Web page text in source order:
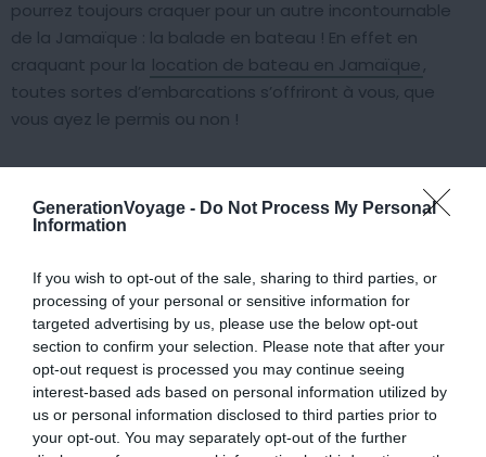
GenerationVoyage - Do Not Process My Personal
Information
If you wish to opt-out of the sale, sharing to third parties, or
processing of your personal or sensitive information for
targeted advertising by us, please use the below opt-out
section to confirm your selection. Please note that after your
opt-out request is processed you may continue seeing
interest-based ads based on personal information utilized by
us or personal information disclosed to third parties prior to
your opt-out. You may separately opt-out of the further
pourrez toujours craquer pour un autre incontournable
de la Jamaïque : la balade en bateau ! En effet en
craquant pour la location de bateau en Jamaïque,
toutes sortes d’embarcations s’offriront à vous, que
vous ayez le permis ou non !
vous pourrez faire appel aux services d’un skipper qui
vous fera découvrir les plus jolis coins de Jamaïque. Il
ces terres, tout en vous dévoilant des endroits où vous
serez les seuls à pouvoir vous baigner… Tentant, non ?
Trouvez un bateau à louer en Jamaïque